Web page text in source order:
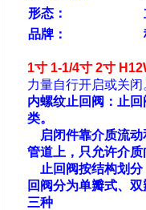
形态：
品牌：
1寸 1-1/4寸 2寸
力量自行开启或关
内螺纹止回阀： 止回
类。
启闭件靠介质流
管道上，只允许介
止回阀按结构划分
回阀分为单瓣式、
三种